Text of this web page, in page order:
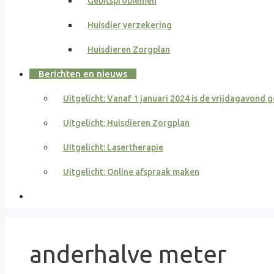
Huisdier verzekering
Huisdieren Zorgplan
Berichten en nieuws
Uitgelicht: Vanaf 1 januari 2024 is de vrijdagavond
Uitgelicht: Huisdieren Zorgplan
Uitgelicht: Lasertherapie
Uitgelicht: Online afspraak maken
anderhalve meter